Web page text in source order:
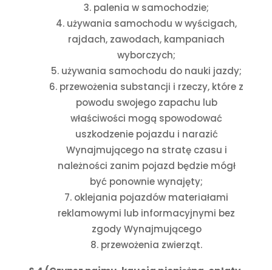
palenia w samochodzie;
używania samochodu w wyścigach,
rajdach, zawodach, kampaniach
wyborczych;
używania samochodu do nauki jazdy;
przewożenia substancji i rzeczy, które z
powodu swojego zapachu lub
właściwości mogą spowodować
uszkodzenie pojazdu i narazić
Wynajmującego na stratę czasu i
należności zanim pojazd będzie mógł
być ponownie wynajęty;
oklejania pojazdów materiałami
reklamowymi lub informacyjnymi bez
zgody Wynajmującego
przewożenia zwierząt.